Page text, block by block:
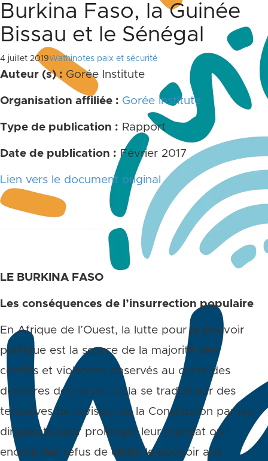
Burkina Faso, la Guinée
Bissau et le Sénégal
4 juillet 2019Wathinotes paix et sécurité
Auteur (s) : Gorée Institute
Organisation affiliée : Gorée Institute
Type de publication : Rapport
Date de publication : Février 2017
Lien vers le document original
LE BURKINA FASO
Les conséquences de l’insurrection populaire
En Afrique de l’Ouest, la lutte pour le pouvoir
politique est la source de la majorité des
conflits et violences observés au cours des
dernières décennies. Cela se traduit par des
tentatives de révision de la Constitution par les
dirigeants pour prolonger leur mandat ou
encore des refus de céder le pouvoir aux